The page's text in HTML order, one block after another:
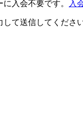
入会不要です。 入
て送信してください